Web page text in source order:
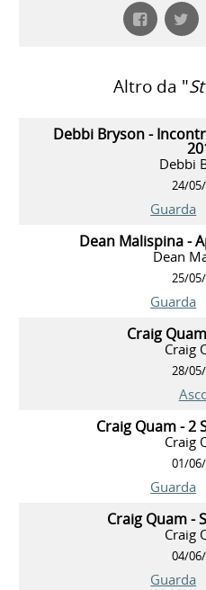
Altro da "
Debbi Bryson -
Debbi
24/
Guarda
Dean Malispina -
Dean
25/
Guarda
Craig
Craig
28/
Craig Quam - 2
Craig
01/
Guarda
Craig Quam -
Craig
04/
Guarda